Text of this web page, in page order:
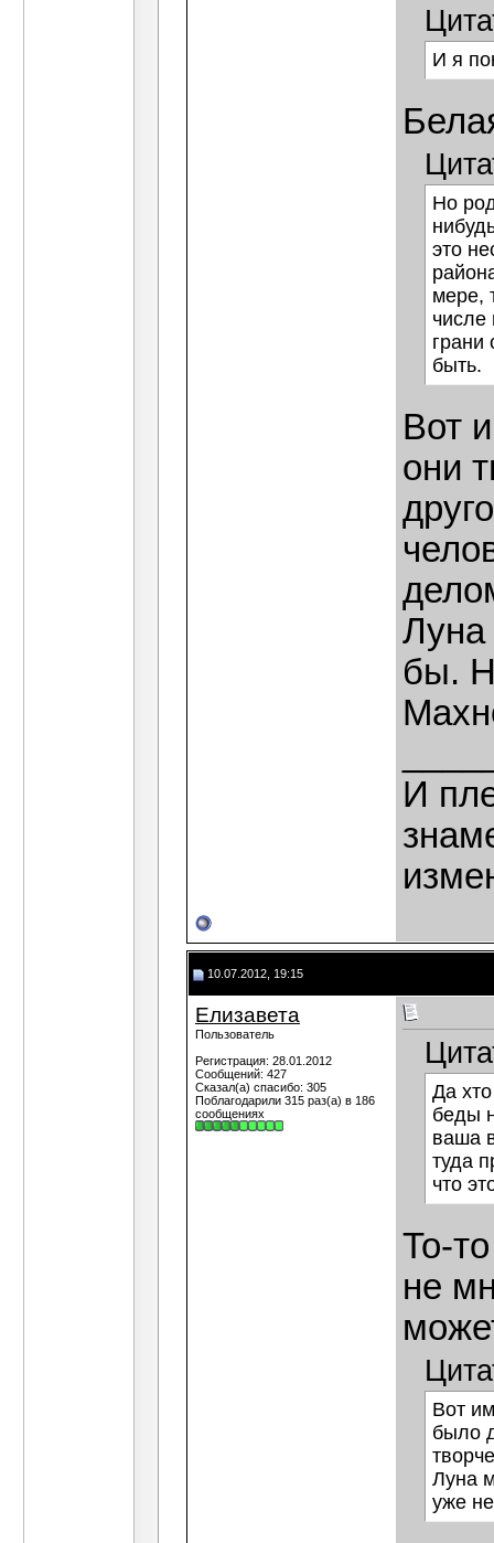
И я
Но
это
мере,
числе
грани
быть.
Вот
они
Луна
бы.
И
10.07.2012, 19:15
Елизавета
Пользователь
Регистрация: 28.01.2012
Сообщений: 427
Сказал(а) спасибо: 305
Поблагодарили 315 раз(а) в 186
сообщениях
Да
беды
ваша
туда
что
То-
не
Вот
было
Луна
уже